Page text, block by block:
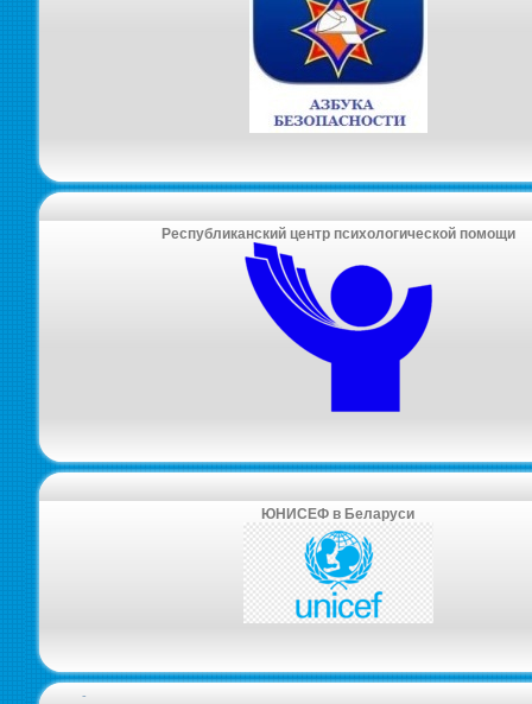
Республиканский центр психологической помощи
ЮНИСЕФ в Беларуси
-